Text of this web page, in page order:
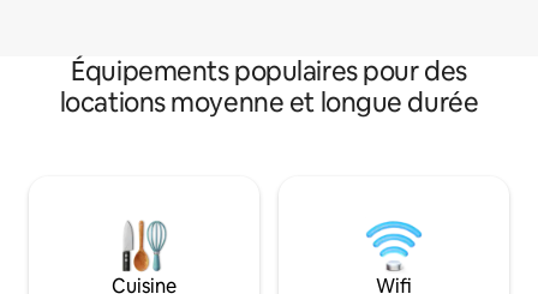
Équipements populaires pour des
locations moyenne et longue durée
Cuisine Wifi